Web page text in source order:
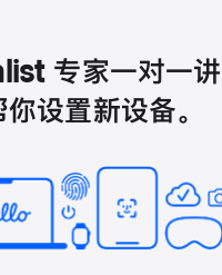
专家一对一讲
你设置新设备。